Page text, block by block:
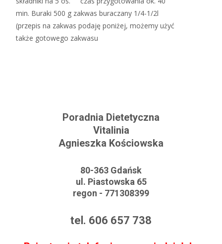
min. Buraki 500 g zakwas buraczany 1/4-1/2l
(przepis na zakwas podaję poniżej, możemy użyć
także gotowego zakwasu
Poradnia Dietetyczna
Vitalinia
Agnieszka Kościowska
80-363 Gdańsk
ul. Piastowska 65
regon - 771308399
tel. 606 657 738